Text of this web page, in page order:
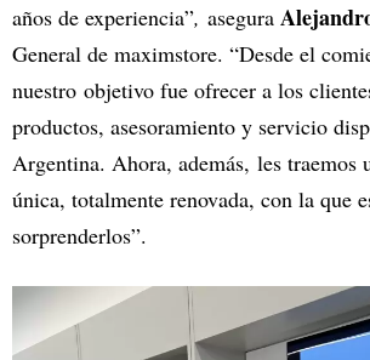
años de experiencia”, asegura
General de maximstore. “Desde el
nuestro objetivo fue ofrecer a los
productos, asesoramiento y servicio
Argentina. Ahora, además, les traemos
única, totalmente renovada, con la que
sorprenderlos”.